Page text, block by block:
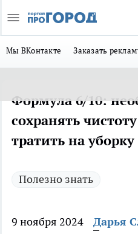
Мы ВКонтакте Заказать
Формула 6/10:
сохранять
тратить на
Полезно знать
9 ноября 2024 Дарья